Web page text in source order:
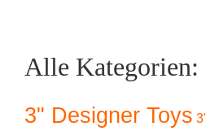
Alle Kategorien:
3" Designer Toys